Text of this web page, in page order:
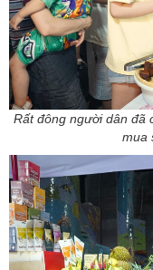
Rất đông người dân đã
mua